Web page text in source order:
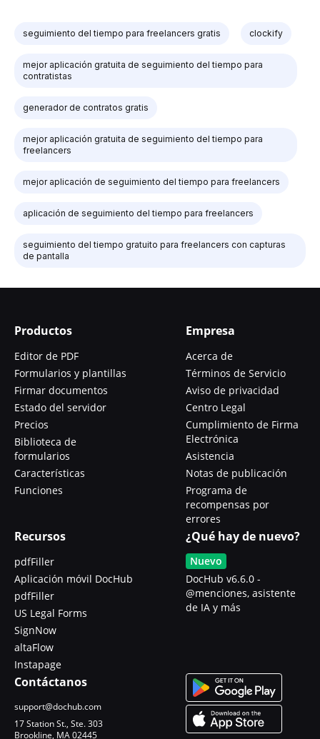
seguimiento del tiempo para freelancers gratis clockify
mejor aplicación gratuita de seguimiento del tiempo para
contratistas
generador de contratos gratis
mejor aplicación gratuita de seguimiento del tiempo para
freelancers
mejor aplicación de seguimiento del tiempo para freelancers
aplicación de seguimiento del tiempo para freelancers
seguimiento del tiempo gratuito para freelancers con capturas
de pantalla
Productos
Editor de PDF
Formularios y plantillas
Firmar documentos
Estado del servidor
Precios
Biblioteca de
formularios
Características
Funciones
Empresa
Acerca de
Términos de Servicio
Aviso de privacidad
Centro Legal
Cumplimiento de Firma
Electrónica
Asistencia
Notas de publicación
Programa de
recompensas por
errores
Recursos
pdfFiller
Aplicación móvil DocHub
pdfFiller
US Legal Forms
SignNow
altaFlow
Instapage
¿Qué hay de nuevo?
Nuevo
DocHub v6.6.0 -
@menciones, asistente
de IA y más
Contáctanos
support@dochub.com
17 Station St., Ste. 303
Brookline, MA 02445